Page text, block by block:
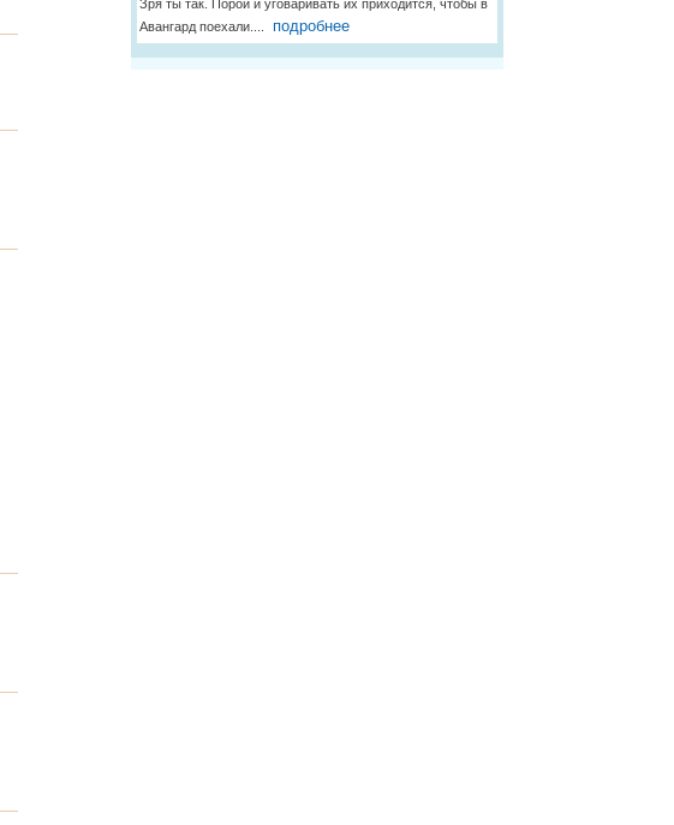
Зря ты так. Порой и уговаривать их приходится, чтобы в
Авангард поехали....
подробнее